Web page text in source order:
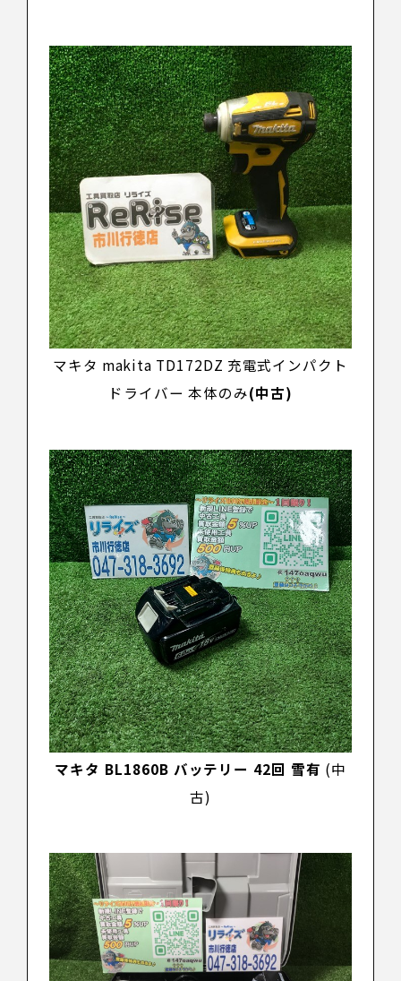
マキタ makita TD172DZ 充電式インパクト
ドライバー 本体のみ(中古)
マキタ BL1860B バッテリー 42回 雪有 (中
古)